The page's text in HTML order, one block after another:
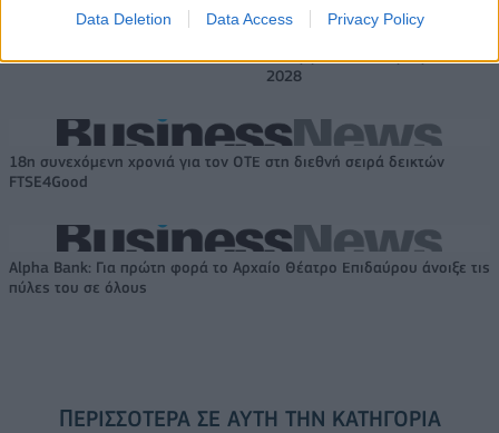
Data Deletion Data Access Privacy Policy
Το FIAT 500 Hybrid τώρα από
Ατρόμητος και Novibet
2028
18η συνεχόμενη χρονιά για τον ΟΤΕ στη διεθνή σειρά δεικτών
FTSE4Good
Alpha Bank: Για πρώτη φορά το Αρχαίο Θέατρο Επιδαύρου άνοιξε τις
πύλες του σε όλους
ΠΕΡΙΣΣΌΤΕΡΑ ΣΕ ΑΥΤΉ ΤΗΝ ΚΑΤΗΓΟΡΊΑ